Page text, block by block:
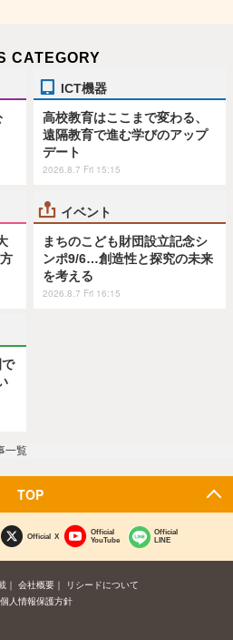
CATEGORY
ICT機器
高校教育はここまで変わる、
遠隔教育で進む学びのアップ
デート
2026.8.7 Fri 15:15
イベント
まちのこども財団設立記念シ
ンポ9/6…創造性と探究の未来
を考える
2026.8.7 Fri 16:15
で
一覧
TOP
Official X
Official
YouTube
Official
LINE
会社概要
リシードについて
個人情報保護方針